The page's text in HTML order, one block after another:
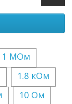
1 МОм
1.8 кОм
10 Ом